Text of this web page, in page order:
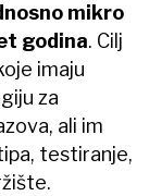
mikro
godina. Cilj
imaju
za
ali im
testiranje,